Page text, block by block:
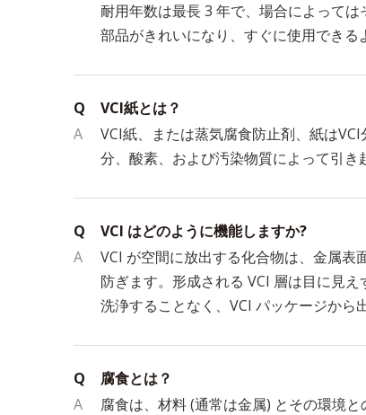
耐用年数は最長 3 年で、場合によって
部品がきれいになり、すぐに使用できる
Q
VCI紙とは？
A
VCI紙、または蒸気腐食防止剤、紙は
分、酸素、および汚染物質によって引き
Q
VCI はどのように機能しますか?
A
VCI が空間に放出する化合物は、金属
防ぎます。形成される VCI 層は目に見
洗浄することなく、VCI パッケージから
Q
腐食とは？
A
腐食は、材料 (通常は金属) とその環境